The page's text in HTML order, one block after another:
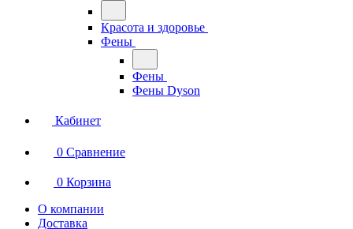
Красота и здоровье
Фены
Фены
Фены Dyson
Кабинет
0 Сравнение
0 Корзина
О компании
Доставка